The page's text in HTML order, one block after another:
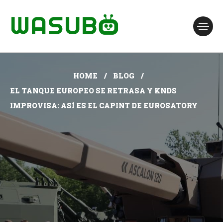
HOME
BLOG
EL TANQUE EUROPEO SE RETRASA Y KNDS
IMPROVISA: ASÍ ES EL CAPINT DE EUROSATORY